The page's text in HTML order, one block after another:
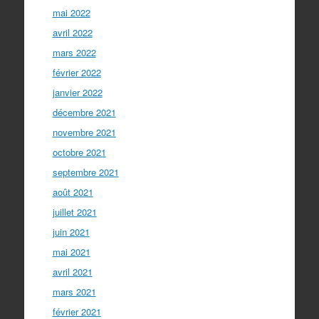
mai 2022
avril 2022
mars 2022
février 2022
janvier 2022
décembre 2021
novembre 2021
octobre 2021
septembre 2021
août 2021
juillet 2021
juin 2021
mai 2021
avril 2021
mars 2021
février 2021